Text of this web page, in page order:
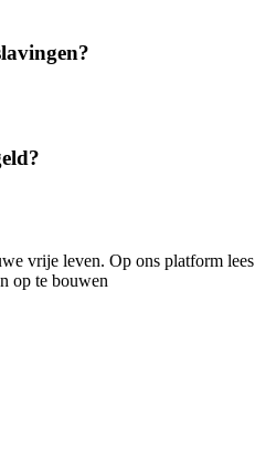
vrije leven. Op ons platform
op te bouwen